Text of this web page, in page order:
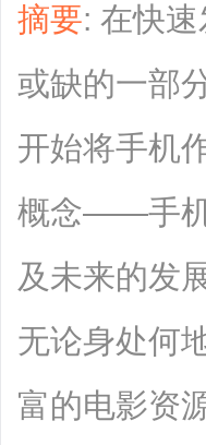
摘要: 在快
或缺的一部
开始将手机
概念——手机
及未来的发
无论身处何
富的电影资